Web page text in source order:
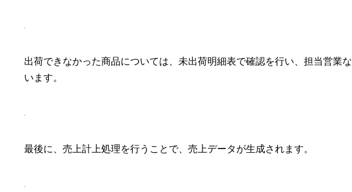
出荷できなかった商品については、未出荷明細表で確認を行い、担当営業
います。
最後に、売上計上処理を行うことで、売上データが生成されます。